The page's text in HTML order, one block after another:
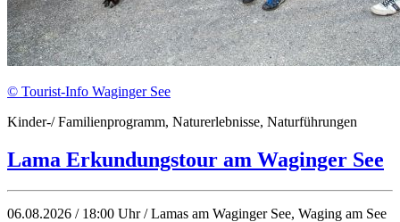
© Tourist-Info Waginger See
Kinder-/ Familienprogramm, Naturerlebnisse, Naturführungen
Lama Erkundungstour am Waginger See
06.08.2026 / 18:00 Uhr / Lamas am Waginger See, Waging am See